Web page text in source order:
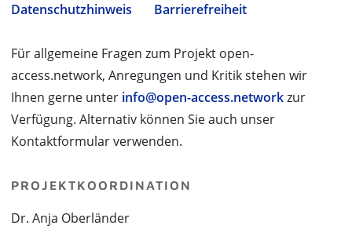
Datenschutzhinweis
Barrierefreiheit
Für allgemeine Fragen zum Projekt open-
access.network, Anregungen und Kritik stehen wir
Ihnen gerne unter info@open-access.networkzur
Verfügung. Alternativ können Sie auch unser
Kontaktformular verwenden.
PROJEKTKOORDINATION
Dr. Anja Oberländer